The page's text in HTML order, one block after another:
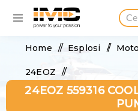
Home / Esplosi /
24EOZ /
24EOZ 559316 Cooling
24EOZ 559316